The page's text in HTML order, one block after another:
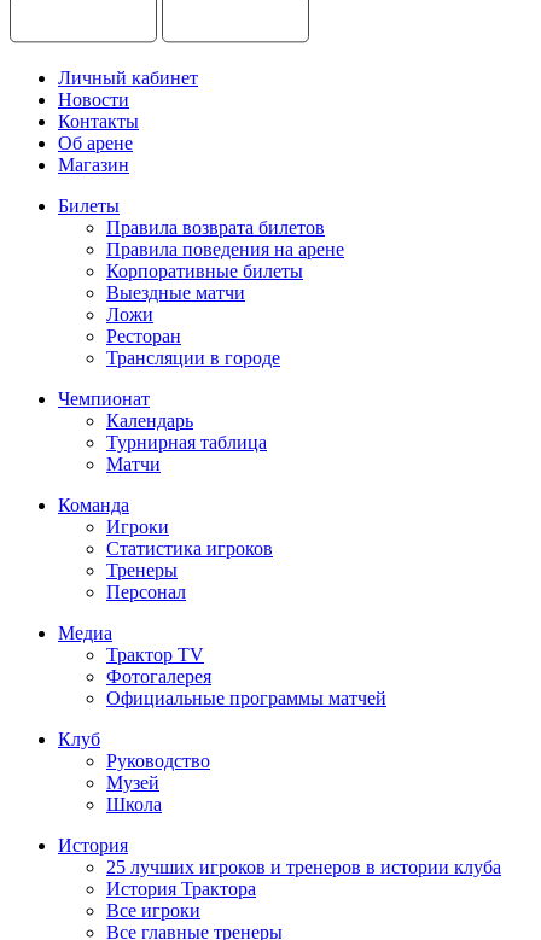
Личный кабинет
Новости
Контакты
Об арене
Магазин
Билеты
Правила возврата билетов
Правила поведения на арене
Корпоративные билеты
Выездные матчи
Ложи
Ресторан
Трансляции в городе
Чемпионат
Календарь
Турнирная таблица
Матчи
Команда
Игроки
Статистика игроков
Тренеры
Персонал
Медиа
Трактор TV
Фотогалерея
Официальные программы матчей
Клуб
Руководство
Музей
Школа
История
25 лучших игроков и тренеров в истории клуба
История Трактора
Все игроки
Все главные тренеры